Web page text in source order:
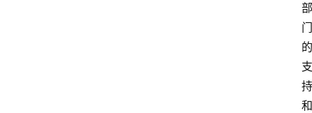
部
门
的
支
持
和